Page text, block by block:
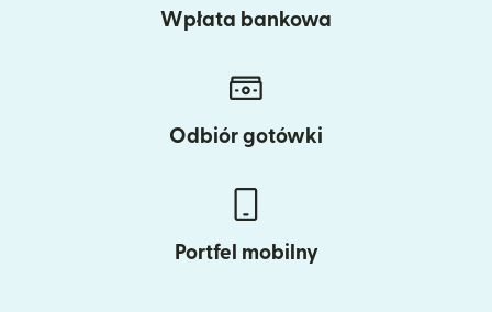
Wpłata bankowa
Odbiór gotówki
Portfel mobilny